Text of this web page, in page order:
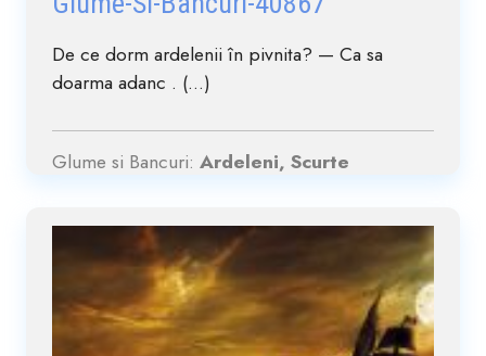
De ce dorm ardelenii în pivnita? — Ca sa
doarma adanc . (...)
Glume si Bancuri: Ardeleni, Scurte